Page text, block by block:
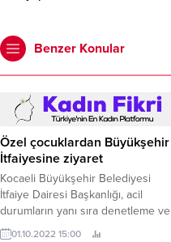
Benzer Konular
Özel çocuklardan Büyükşehir
İtfaiyesine ziyaret
Kocaeli Büyükşehir Belediyesi
İtfaiye Dairesi Başkanlığı, acil
durumların yanı sıra denetleme ve
eğitim faaliyetleri dışında da
01.10.2022 15:00